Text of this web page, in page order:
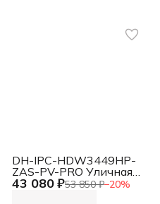
43 080 ₽53 850 ₽−20%
DH-IPC-HDW3449HP-
ZAS-PV-PRO Уличная
купольная IP-